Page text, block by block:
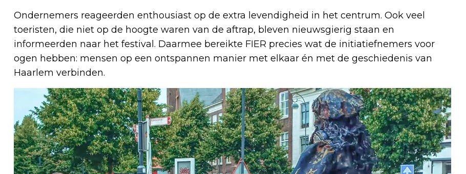
Ondernemers reageerden enthousiast op de extra levendigheid in het centrum. Ook veel
toeristen, die niet op de hoogte waren van de aftrap, bleven nieuwsgierig staan en
informeerden naar het festival. Daarmee bereikte FIER precies wat de initiatiefnemers voor
ogen hebben: mensen op een ontspannen manier met elkaar én met de geschiedenis van
Haarlem verbinden.